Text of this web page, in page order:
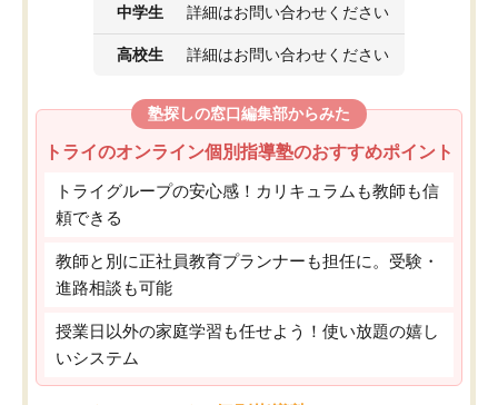
中学生 詳細はお問い合わせください
高校生 詳細はお問い合わせください
塾探しの窓口編集部からみた
トライのオンライン個別指導塾のおすすめポイント
トライグループの安心感！カリキュラムも教師も信
頼できる
教師と別に正社員教育プランナーも担任に。受験・
進路相談も可能
授業日以外の家庭学習も任せよう！使い放題の嬉し
いシステム